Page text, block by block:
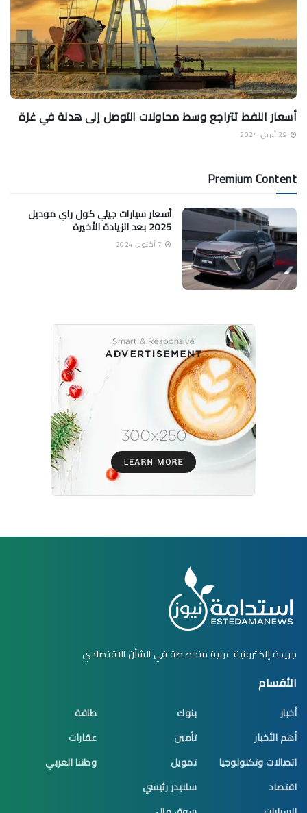
أسعار النفط تتراجع وسط محاولات التوصل إلى هدنة في غزة
Premium Content
أسعار سيارات جيلي كول راي موديل
2025 بعد الزيادة الأخيرة
جريدة إلكترونية عربية متخصصة في الشأن الاقتصادي
الأقسام
أخبار
أهم الأخبار
اتصالات وتكنولوجيا
اقتصاد
بنوك
تأمين
تمويل
سلايدر رئيسي
طاقة
عقارات
وطننا العربي